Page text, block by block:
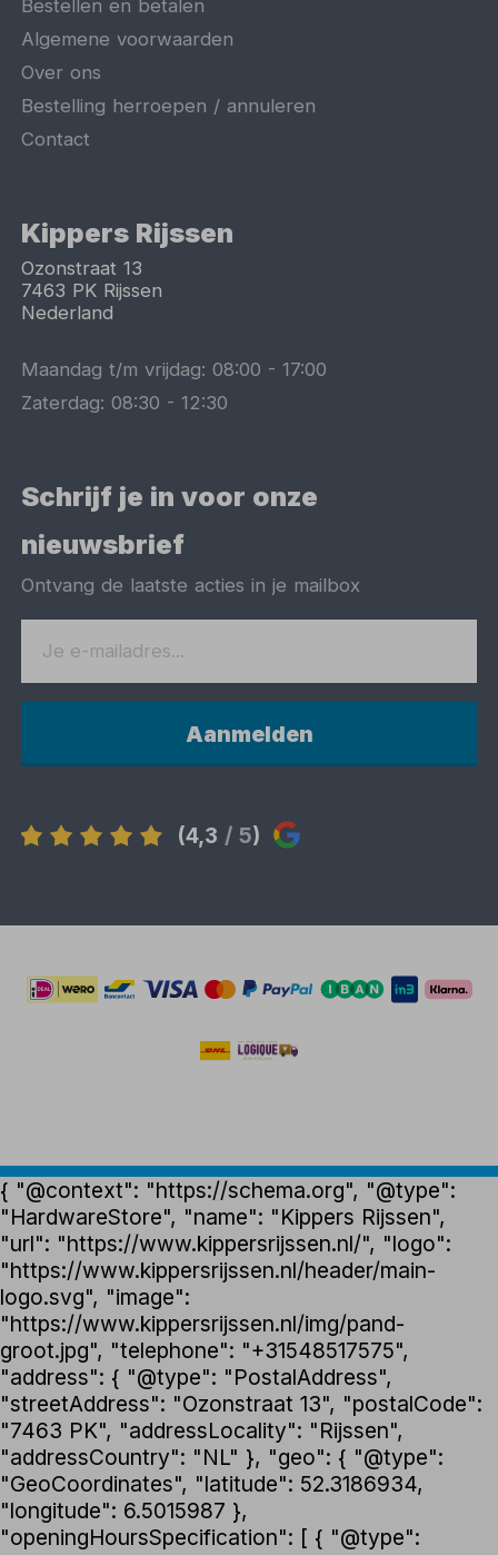
Bestellen en betalen
Algemene voorwaarden
Over ons
Bestelling herroepen / annuleren
Contact
Kippers Rijssen
Ozonstraat 13
7463 PK Rijssen
Nederland
Maandag t/m vrijdag:08:00 -17:00
Zaterdag:08:30 -12:30
Schrijf je in voor onze
nieuwsbrief
Ontvang de laatste acties in je mailbox
Aanmelden
(4,3 / 5)
{ "@context": "https://schema.org", "@type":
"HardwareStore", "name": "Kippers Rijssen",
"url": "https://www.kippersrijssen.nl/", "logo":
"https://www.kippersrijssen.nl/header/main-
logo.svg", "image":
"https://www.kippersrijssen.nl/img/pand-
groot.jpg", "telephone": "+31548517575",
"address": { "@type": "PostalAddress",
"streetAddress": "Ozonstraat 13", "postalCode":
"7463 PK", "addressLocality": "Rijssen",
"addressCountry": "NL" }, "geo": { "@type":
"GeoCoordinates", "latitude": 52.3186934,
"longitude": 6.5015987 },
"openingHoursSpecification": [ { "@type":